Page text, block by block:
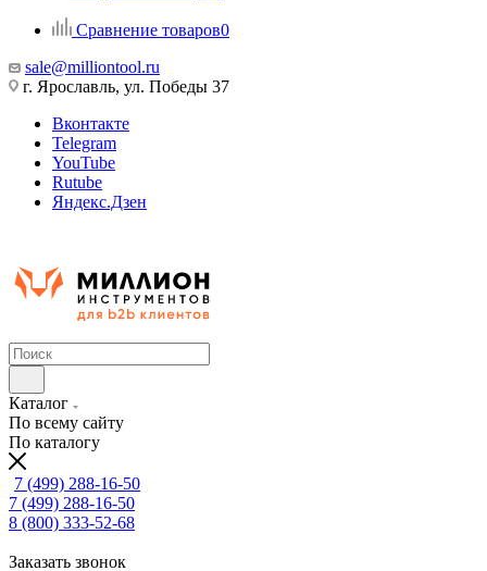
Сравнение товаров0
sale@milliontool.ru
г. Ярославль, ул. Победы 37
Вконтакте
Telegram
YouTube
Rutube
Яндекс.Дзен
Каталог
По всему сайту
По каталогу
7 (499) 288-16-50
7 (499) 288-16-50
8 (800) 333-52-68
Заказать звонок